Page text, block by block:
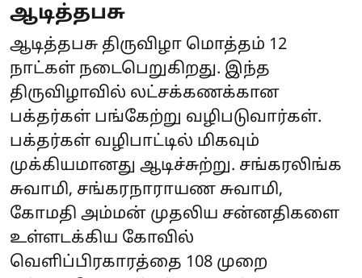
ஆடித்தபசு
ஆடித்தபசு திருவிழா மொத்தம் 12
நாட்கள் நடைபெறுகிறது. இந்த
திருவிழாவில் லட்சக்கணக்கான
பக்தர்கள் பங்கேற்று வழிபடுவார்கள்.
பக்தர்கள் வழிபாட்டில் மிகவும்
முக்கியமானது ஆடிச்சுற்று. சங்கரலிங்க
சுவாமி, சங்கரநாராயண சுவாமி,
கோமதி அம்மன் முதலிய சன்னதிகளை
உள்ளடக்கிய கோவில்
வெளிப்பிரகாரத்தை 108 முறை